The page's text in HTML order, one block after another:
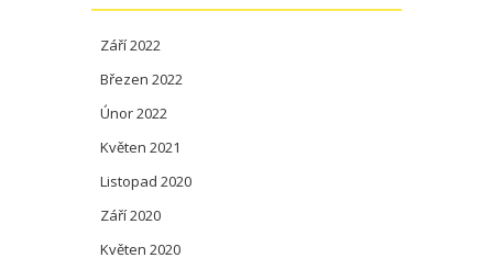
Září 2022
Březen 2022
Únor 2022
Květen 2021
Listopad 2020
Září 2020
Květen 2020